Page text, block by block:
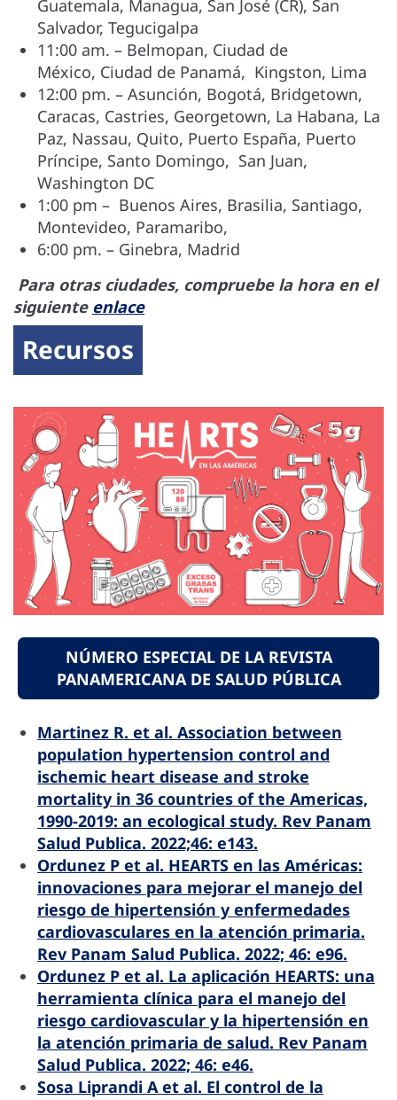
Guatemala, Managua, San José (CR), San
Salvador, Tegucigalpa
11:00 am. – Belmopan, Ciudad de
México, Ciudad de Panamá, Kingston, Lima
12:00 pm. – Asunción, Bogotá, Bridgetown,
Caracas, Castries, Georgetown, La Habana, La
Paz, Nassau, Quito, Puerto España, Puerto
Príncipe, Santo Domingo, San Juan,
Washington DC
1:00 pm – Buenos Aires, Brasilia, Santiago,
Montevideo, Paramaribo,
6:00 pm. – Ginebra, Madrid
Para otras ciudades, compruebe la hora en el
siguiente enlace
Recursos
NÚMERO ESPECIAL DE LA REVISTA
PANAMERICANA DE SALUD PÚBLICA
Martinez R. et al. Association between
population hypertension control and
ischemic heart disease and stroke
mortality in 36 countries of the Americas,
1990-2019: an ecological study. Rev Panam
Salud Publica. 2022;46: e143.
Ordunez P et al. HEARTS en las Américas:
innovaciones para mejorar el manejo del
riesgo de hipertensión y enfermedades
cardiovasculares en la atención primaria.
Rev Panam Salud Publica. 2022; 46: e96.
Ordunez P et al. La aplicación HEARTS: una
herramienta clínica para el manejo del
riesgo cardiovascular y la hipertensión en
la atención primaria de salud. Rev Panam
Salud Publica. 2022; 46: e46.
Sosa Liprandi A et al. El control de la